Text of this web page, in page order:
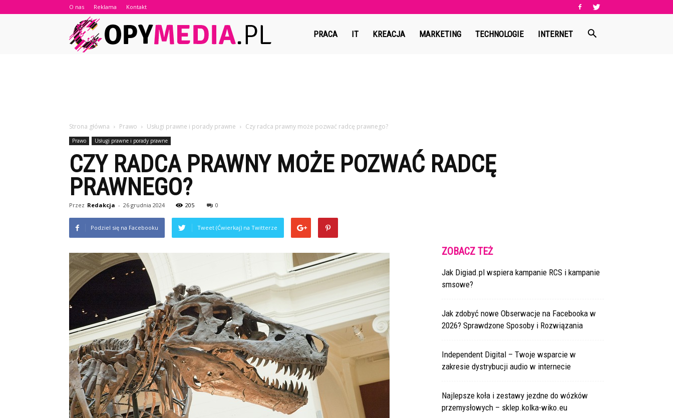
O nas Reklama Kontakt
Copymedia.plPRACA IT KREACJA MARKETING TECHNOLOGIE INTERNET
Strona główna Prawo Usługi prawne i porady prawne Czy radca prawny może pozwać radcę prawnego?
Prawo Usługi prawne i porady prawne
CZY RADCA PRAWNY MOŻE POZWAĆ RADCĘ
PRAWNEGO?
Przez Redakcja - 26 grudnia 2024 205 0
Podziel się na Facebooku Tweet (Ćwierkaj) na Twitterze
ZOBACZ TEŻ
Jak Digiad.pl wspiera kampanie RCS i kampanie
smsowe?
Jak zdobyć nowe Obserwacje na Facebooka w
2026? Sprawdzone Sposoby i Rozwiązania
Independent Digital – Twoje wsparcie w
zakresie dystrybucji audio w internecie
Najlepsze koła i zestawy jezdne do wózków
przemysłowych – sklep.kolka-wiko.eu